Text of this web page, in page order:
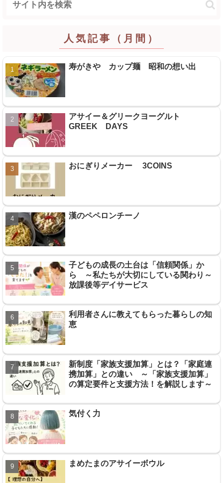
人気記事（月間）
寿がきや カップ麺 昭和の想い出
アサイー＆グリークヨーグルト
GREEK DAYS
おにぎりメーカー 3COINS
漢のペペロンチーノ
子どもの成長の土台は「信頼関係」か
ら ～私たちが大切にしている関わり～
放課後等デイサービス
利用者さんに教えてもらった暮らしの知
恵
新制度「家族支援加算」とは？「家庭連
携加算」との違い ～「家族支援加算」
の算定要件と支援方法！を解説します～
気付く力
まめたまのアサイーボウル